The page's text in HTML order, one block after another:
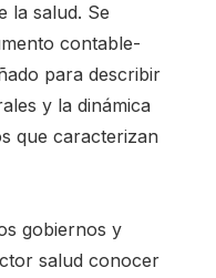
la salud. Se
contable-
para describir
y la dinámica
que caracterizan
gobiernos y
salud conocer